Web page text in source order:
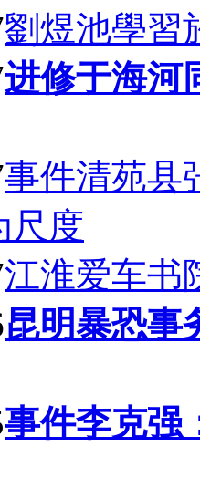
劉煜池學習
进修于海河
事件清苑县
尺度
江淮爱车书
昆明暴恐事
事件李克强